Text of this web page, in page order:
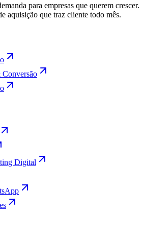
para empresas que querem crescer.
aquisição que traz cliente todo mês.
Digital